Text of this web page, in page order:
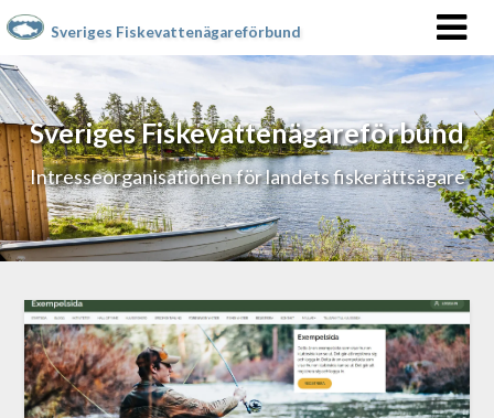
Sveriges Fiskevattenägareförbund
Sveriges Fiskevattenägareförbund
Intresseorganisationen för landets fiskerättsägare